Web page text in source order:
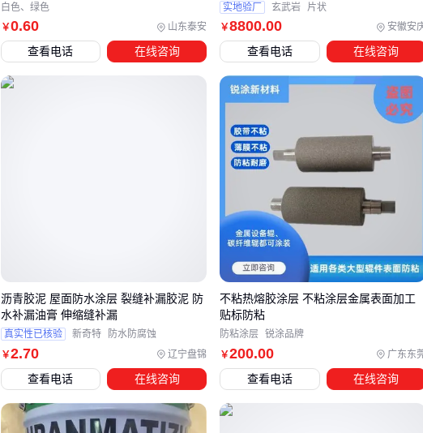
：化工车间地面、废水处理池等需要同时抵抗
液体渗透和化学侵蚀
关键在于理解：不是所有叫沥青胶泥的产品都一样，阻燃管道
三、不同场景下，如何选择适合的沥青胶泥涂层？
选型不是看价格，而是先明确要解决什么问题。常见分流方案
防水沥青胶泥
足够应对建筑屋面、地下室
通配方会软化流淌
化学腐蚀区域 ：化工厂、电镀车间要选专门针对酸碱环境的
特别注意施工温度限制，有些产品低于5℃就不能正常固化，
方冬季施工要选低温型。
￥0.60 山东泰安
白色、绿色
查看电话 在线咨询
￥8800.00 安徽安
实地验厂 玄武岩 片状
查看电话 在线咨询
￥2.70 辽宁盘锦
沥青胶泥 屋面防水涂层 裂缝补漏胶泥 防
水补漏油膏 伸缩缝补漏
真实性已核验 新奇特 防水防腐蚀
查看电话 在线咨询
￥200.00 广东东
不粘热熔胶涂层 不粘涂层金属表面加工
贴标防粘
防粘涂层 锐涂品牌
查看电话 在线咨询